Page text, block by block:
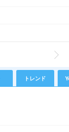
トレンド